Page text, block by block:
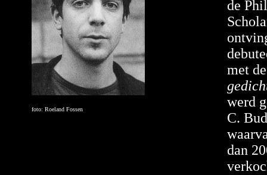
foto: Roeland Fossen
de
met
werd
C.
dan